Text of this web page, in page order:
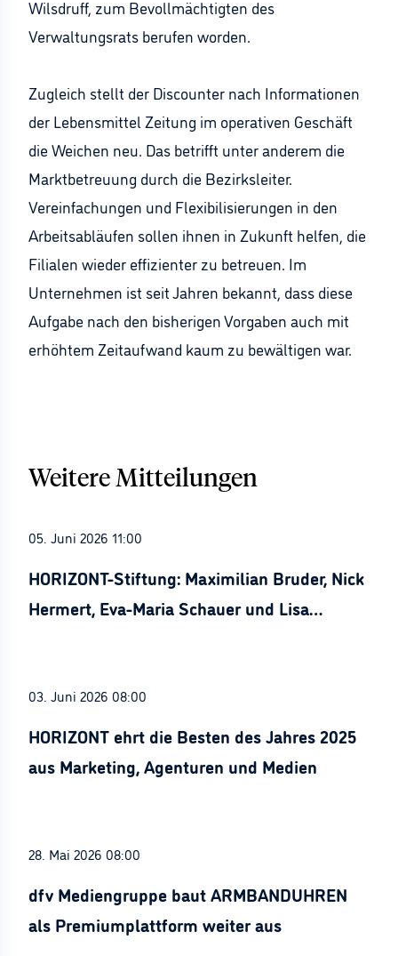
Wilsdruff, zum Bevollmächtigten des
Verwaltungsrats berufen worden.
Zugleich stellt der Discounter nach Informationen
der Lebensmittel Zeitung im operativen Geschäft
die Weichen neu. Das betrifft unter anderem die
Marktbetreuung durch die Bezirksleiter.
Vereinfachungen und Flexibilisierungen in den
Arbeitsabläufen sollen ihnen in Zukunft helfen, die
Filialen wieder effizienter zu betreuen. Im
Unternehmen ist seit Jahren bekannt, dass diese
Aufgabe nach den bisherigen Vorgaben auch mit
erhöhtem Zeitaufwand kaum zu bewältigen war.
Weitere Mitteilungen
05. Juni 2026 11:00
HORIZONT-Stiftung: Maximilian Bruder, Nick
Hermert, Eva-Maria Schauer und Lisa
03. Juni 2026 08:00
HORIZONT ehrt die Besten des Jahres 2025
aus Marketing, Agenturen und Medien
28. Mai 2026 08:00
dfv Mediengruppe baut ARMBANDUHREN
als Premiumplattform weiter aus